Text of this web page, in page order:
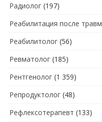
Радиолог (197)
Реабилитация после травм
Реабилитолог (56)
Ревматолог (185)
Рентгенолог (1 359)
Репродуктолог (48)
Рефлексотерапевт (133)